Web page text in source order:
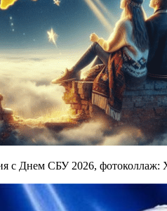
с Днем СБУ 2026, фотоколлаж: